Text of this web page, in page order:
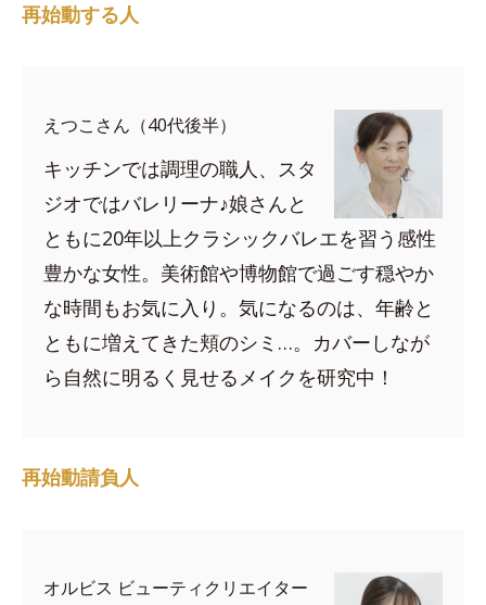
再始動する人
えつこさん（40代後半）
キッチンでは調理の職人、スタ
ジオではバレリーナ♪娘さんと
ともに20年以上クラシックバレエを習う感性
豊かな女性。美術館や博物館で過ごす穏やか
な時間もお気に入り。気になるのは、年齢と
ともに増えてきた頬のシミ…。カバーしなが
ら自然に明るく見せるメイクを研究中！
再始動請負人
オルビス ビューティクリエイター